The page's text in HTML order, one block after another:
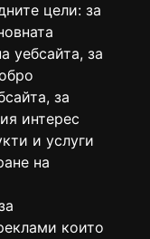
цели: за
уебсайта, за
, за
интерес
и услуги
на
които